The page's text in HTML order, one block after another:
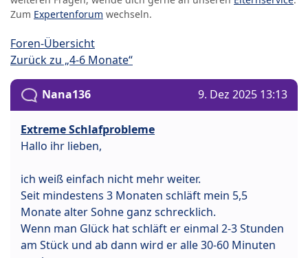
Zum Expertenforum wechseln.
Foren-Übersicht
Zurück zu „4-6 Monate“
Nana136 9. Dez 2025 13:13
Extreme Schlafprobleme
Hallo ihr lieben,
ich weiß einfach nicht mehr weiter.
Seit mindestens 3 Monaten schläft mein 5,5
Monate alter Sohne ganz schrecklich.
Wenn man Glück hat schläft er einmal 2-3 Stunden
am Stück und ab dann wird er alle 30-60 Minuten